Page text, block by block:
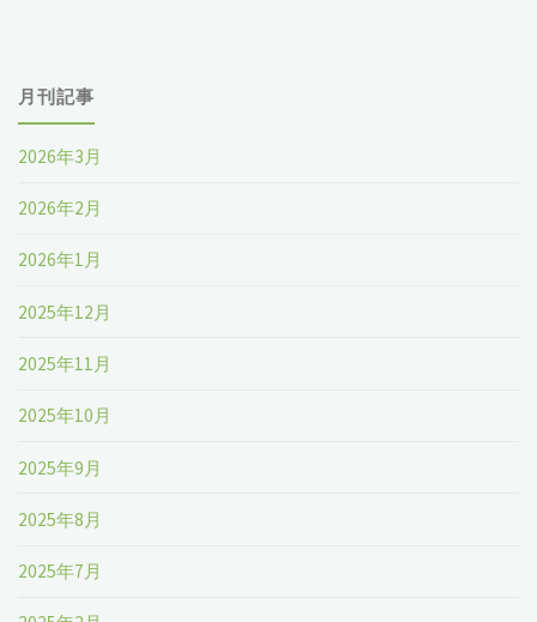
月刊記事
2026年3月
2026年2月
2026年1月
2025年12月
2025年11月
2025年10月
2025年9月
2025年8月
2025年7月